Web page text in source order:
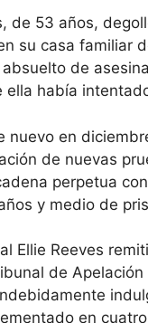
de 53 años,
su casa familiar
de
ella había
nuevo en
de nuevas
perpetua
y medio de
Ellie Reeves
de Apelación
en